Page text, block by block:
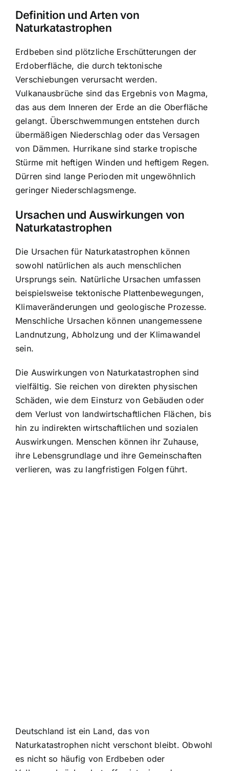
Definition und Arten von
Naturkatastrophen
Erdbeben sind plötzliche Erschütterungen der
Erdoberfläche, die durch tektonische
Verschiebungen verursacht werden.
Vulkanausbrüche sind das Ergebnis von Magma,
das aus dem Inneren der Erde an die Oberfläche
gelangt. Überschwemmungen entstehen durch
übermäßigen Niederschlag oder das Versagen
von Dämmen. Hurrikane sind starke tropische
Stürme mit heftigen Winden und heftigem Regen.
Dürren sind lange Perioden mit ungewöhnlich
geringer Niederschlagsmenge.
Ursachen und Auswirkungen von
Naturkatastrophen
Die Ursachen für Naturkatastrophen können
sowohl natürlichen als auch menschlichen
Ursprungs sein. Natürliche Ursachen umfassen
beispielsweise tektonische Plattenbewegungen,
Klimaveränderungen und geologische Prozesse.
Menschliche Ursachen können unangemessene
Landnutzung, Abholzung und der Klimawandel
sein.
Die Auswirkungen von Naturkatastrophen sind
vielfältig. Sie reichen von direkten physischen
Schäden, wie dem Einsturz von Gebäuden oder
dem Verlust von landwirtschaftlichen Flächen, bis
hin zu indirekten wirtschaftlichen und sozialen
Auswirkungen. Menschen können ihr Zuhause,
ihre Lebensgrundlage und ihre Gemeinschaften
verlieren, was zu langfristigen Folgen führt.
Deutschland ist ein Land, das von
Naturkatastrophen nicht verschont bleibt. Obwohl
es nicht so häufig von Erdbeben oder